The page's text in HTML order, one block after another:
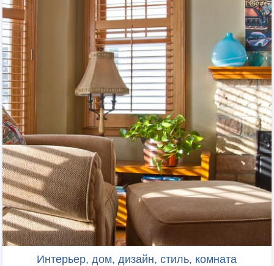
Интерьер, дом, дизайн, стиль, комната